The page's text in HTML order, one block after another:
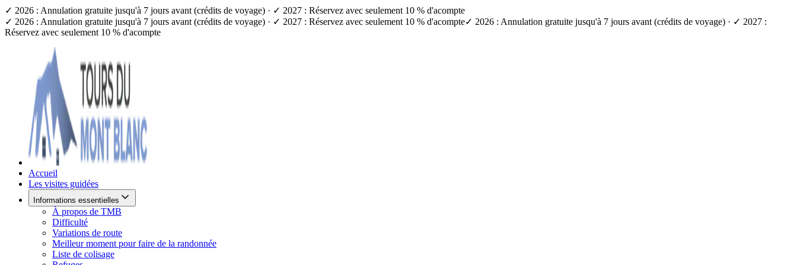
✓ 2026 : Annulation gratuite jusqu'à 7 jours avant (crédits de voyage) · ✓ 2027 : Réservez avec seulement 10 % d'acompte
✓ 2026 : Annulation gratuite jusqu'à 7 jours avant (crédits de voyage) · ✓ 2027 : Réservez avec seulement 10 % d'acompte✓ 2026 : Annulation gratuite jusqu'à 7 jours avant (crédits de voyage) · ✓ 2027 :
Réservez avec seulement 10 % d'acompte
Accueil
Les visites guidées
Informations essentielles
À propos de TMB
Difficulté
Variations de route
Meilleur moment pour faire de la randonnée
Liste de colisage